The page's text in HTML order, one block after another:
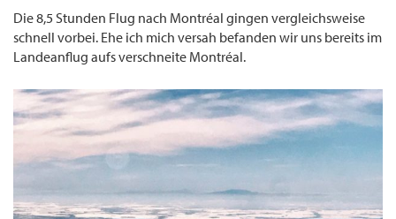
Die 8,5 Stunden Flug nach Montréal gingen vergleichsweise
schnell vorbei. Ehe ich mich versah befanden wir uns bereits im
Landeanflug aufs verschneite Montréal.